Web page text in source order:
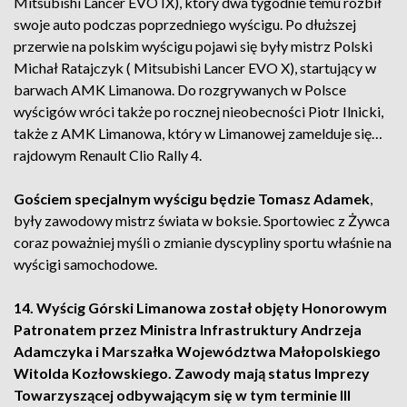
swoje auto podczas poprzedniego wyścigu. Po dłuższej
przerwie na polskim wyścigu pojawi się były mistrz Polski
Michał Ratajczyk ( Mitsubishi Lancer EVO X), startujący w
barwach AMK Limanowa. Do rozgrywanych w Polsce
wyścigów wróci także po rocznej nieobecności Piotr Ilnicki,
także z AMK Limanowa, który w Limanowej zamelduje się…
rajdowym Renault Clio Rally 4.
Gościem specjalnym wyścigu będzie Tomasz Adamek,
były zawodowy mistrz świata w boksie. Sportowiec z Żywca
coraz poważniej myśli o zmianie dyscypliny sportu właśnie na
wyścigi samochodowe.
14. Wyścig Górski Limanowa został objęty Honorowym
Patronatem przez Ministra Infrastruktury Andrzeja
Adamczyka i Marszałka Województwa Małopolskiego
Witolda Kozłowskiego. Zawody mają status Imprezy
Towarzyszącej odbywającym się w tym terminie III